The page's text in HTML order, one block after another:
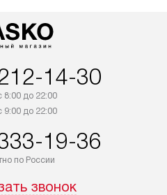
14-30
8:00 до 22:00
9:00 до 22:00
19-36
по России
звонок